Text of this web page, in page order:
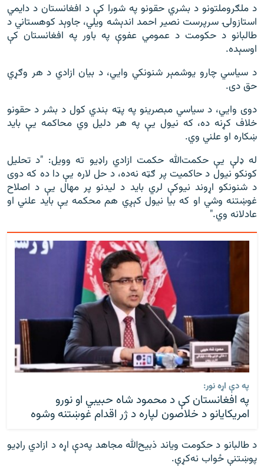
د ملګروملتونو د بشري حقونو په شورا کې د افغانستان د دایمي
استازولۍ سرپرست نصیر احمد اندېشه ویلي، جاوېد کوهستاني د
طالبانو د حکومت د عمومي عفوې په باور په افغانستان کې
اوسېده.
د سياسي چارو يوشمېر شنونکي وايي، د بيان ازادي د هر وګړي
حق دی.
دوی وايي، د سیاسي مبصرينو په پټه بندي کول د بشر د حقونو
خلاف کړنه ده، که نيول يې په هر دليل وي محاکمه يې بايد
ښکاره او علني وي.
له ډلې یې حکمت‌الله حکمت ازادي راډيو ته وويل: "د تحليل
کونکو نيول د حاکميت پر ګټه نه‌ده، د حل لاره يې دا ده که دوى
د شنونکو اړوند نيوکې لري بايد د ليدنو پر مهال يې د اصلاح
غوښتنه وشي او که بيا نيول کېږي هم محکمه يې بايد علني او
عادلانه وي."
په دې اړه نور:
په افغانستان کې د محمود شاه حبیبي او نورو
امریکايانو د خلاصون لپاره د ژر اقدام غوښتنه وشوه
د طالبانو د حکومت ویاند ذبیح‌الله مجاهد په‌دې اړه د ازادي راډیو
پوښتنې ځواب نه‌کړې.